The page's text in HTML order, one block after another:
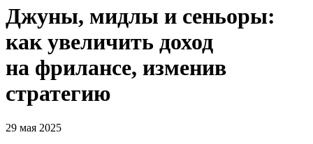
Джуны, мидлы и сеньоры:
как увеличить доход
на фрилансе, изменив
стратегию
29 мая 2025